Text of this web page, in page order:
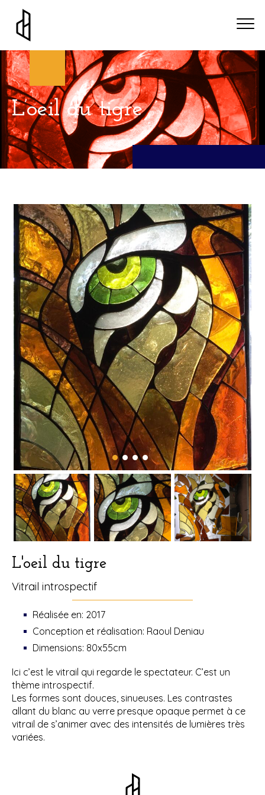
A propos
Projets architecturaux
Vitraux
Expositions
Contact
L’oeil du tigre
L'oeil du tigre
Vitrail introspectif
Réalisée en: 2017
Conception et réalisation: Raoul Deniau
Dimensions: 80x55cm
Ici c’est le vitrail qui regarde le spectateur. C’est un
thème introspectif.
Les formes sont douces, sinueuses. Les contrastes
allant du blanc au verre presque opaque permet à ce
vitrail de s’animer avec des intensités de lumières très
variées.